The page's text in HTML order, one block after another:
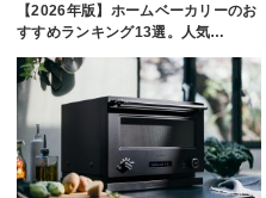
【2026年版】ホームベーカリーのお
すすめランキング13選。人気…